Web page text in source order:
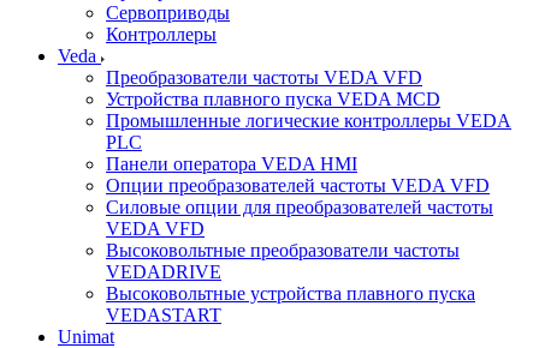
Сервоприводы
Контроллеры
Veda
Преобразователи частоты VEDA VFD
Устройства плавного пуска VEDA MCD
Промышленные логические контроллеры VEDA
PLC
Панели оператора VEDA HMI
Опции преобразователей частоты VEDA VFD
Силовые опции для преобразователей частоты
VEDA VFD
Высоковольтные преобразователи частоты
VEDADRIVE
Высоковольтные устройства плавного пуска
VEDASTART
Unimat